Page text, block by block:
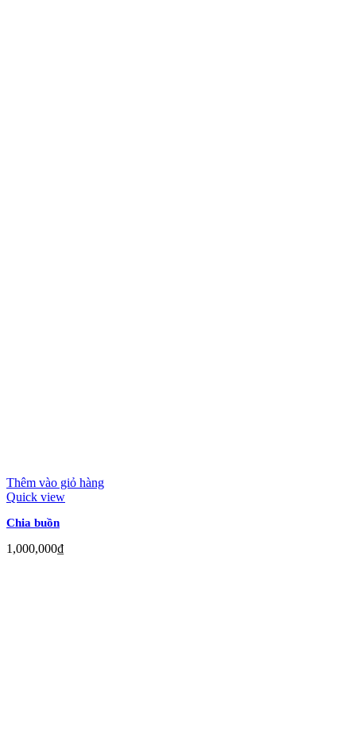
Thêm vào giỏ hàng
Quick view
Chia buồn
1,000,000₫